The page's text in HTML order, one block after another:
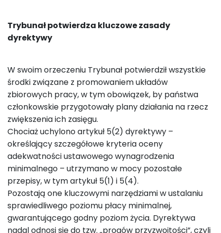
Trybunał potwierdza kluczowe zasady
dyrektywy
W swoim orzeczeniu Trybunał potwierdził wszystkie
środki związane z promowaniem układów
zbiorowych pracy, w tym obowiązek, by państwa
członkowskie przygotowały plany działania na rzecz
zwiększenia ich zasięgu.
Chociaż uchylono artykuł 5(2) dyrektywy –
określający szczegółowe kryteria oceny
adekwatności ustawowego wynagrodzenia
minimalnego – utrzymano w mocy pozostałe
przepisy, w tym artykuł 5(1) i 5(4).
Pozostają one kluczowymi narzędziami w ustalaniu
sprawiedliwego poziomu płacy minimalnej,
gwarantującego godny poziom życia. Dyrektywa
nadal odnosi się do tzw. „progów przyzwoitości”, czyli